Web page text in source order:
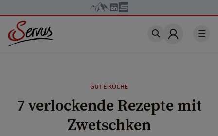
Account
GUTE KÜCHE
7 verlockende Rezepte mit
Zwetschken